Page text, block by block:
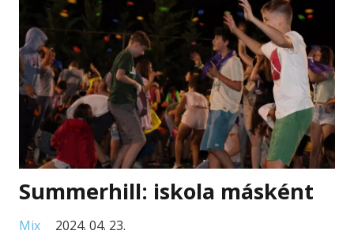
Summerhill: iskola másként
Mix
2024. 04. 23.